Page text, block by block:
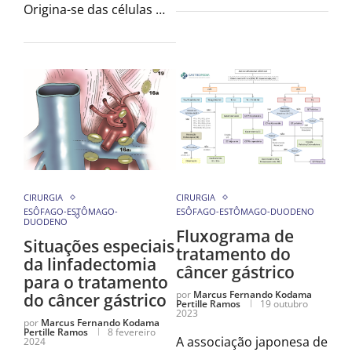
Origina-se das células …
CIRURGIA
ESÔFAGO-ESTÔMAGO-
DUODENO
Situações especiais
da linfadectomia
para o tratamento
do câncer gástrico
por Marcus Fernando Kodama
Pertille Ramos 8 fevereiro
2024
CIRURGIA
ESÔFAGO-ESTÔMAGO-DUODENO
Fluxograma de
tratamento do
câncer gástrico
por Marcus Fernando Kodama
Pertille Ramos 19 outubro
2023
A associação japonesa de